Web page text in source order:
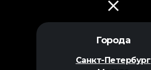
Города
Санкт-Петербург